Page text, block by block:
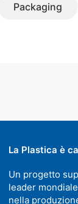
Packaging
La Plastica è
Un progetto
leader
nella